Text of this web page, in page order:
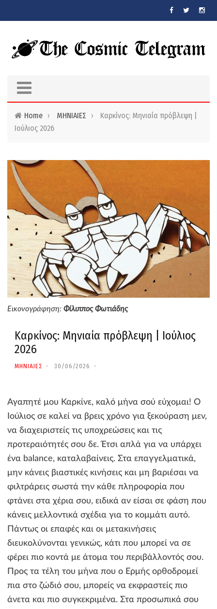
Home › ΜΗΝΙΑΙΕΣ ›
Καρκίνος: Μηνιαία πρόβλεψη |
Ιούλιος 2026
Εικονογράφηση: Φίλιππος Φωτιάδης
Καρκίνος: Μηνιαία πρόβλεψη | Ιούλιος
2026
ΜΗΝΙΑΙΕΣ 30/06/2026
Αγαπητέ μου Καρκίνε, καλό μήνα σού εύχομαι! Ο
Ιούλιος σε καλεί να βρεις χρόνο για ξεκούραση μεν,
να διαχειριστείς τις υποχρεώσεις και τις
προτεραιότητές σου δε. Έτσι απλά για να υπάρχει
ένα balance, καταλαβαίνεις. Στα επαγγελματικά,
μην κάνεις βιαστικές κινήσεις και μη βαριέσαι να
φιλτράρεις σωστά την κάθε πληροφορία που
φτάνει στα χέρια σου, ειδικά αν είσαι σε φάση που
κάνεις μελλοντικά σχέδια για το κομμάτι αυτό.
Πάντως οι επαφές και οι μετακινήσεις
διευκολύνονται γενικώς, κάτι που μπορεί να σε
φέρει πιο κοντά με άτομα του περιβάλλοντός σου.
Προς τα τέλη του μήνα που ο Ερμής ορθοδρομεί
πια στο ζώδιό σου, μπορείς να εκφραστείς πιο
άνετα και πιο συγκεκριμένα. Στα προσωπικά σου